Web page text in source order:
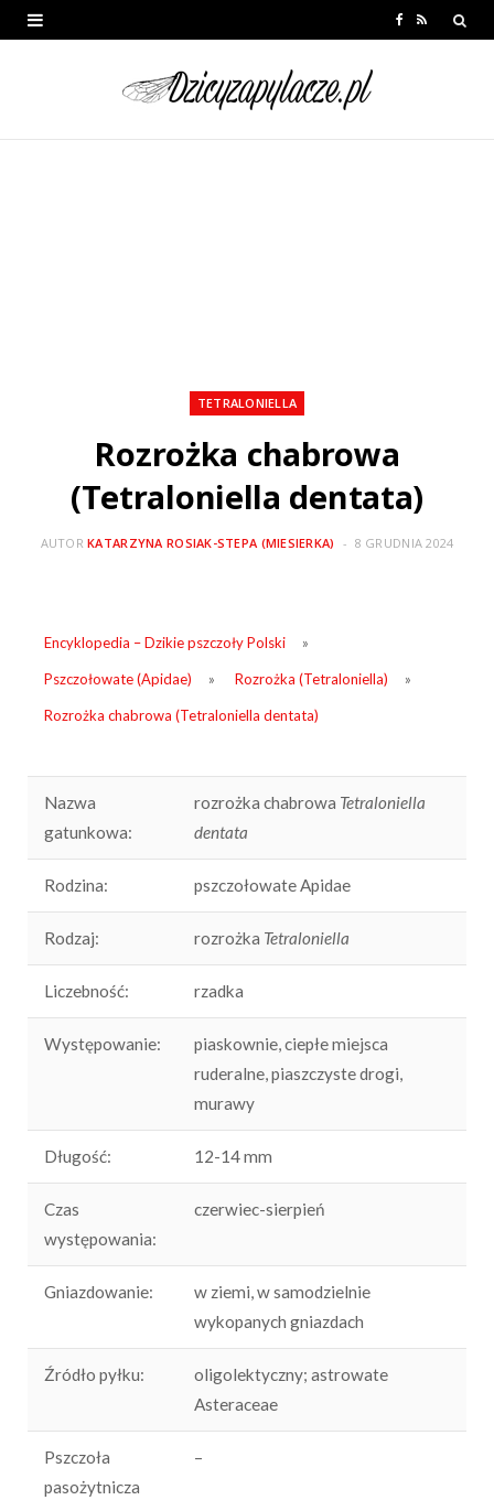
e
R
TETRALONIELLA
Rozrożka chabrowa
(Tetraloniella dentata)
AUTOR KATARZYNA ROSIAK-STEPA (MIESIERKA) 8 GRUDNIA 2024
Encyklopedia – Dzikie pszczoły Polski »
Pszczołowate (Apidae) » Rozrożka (Tetraloniella) »
Rozrożka chabrowa (Tetraloniella dentata)
Nazwa
gatunkowa:
rozrożka chabrowa Tetraloniella
dentata
Rodzina: pszczołowate Apidae
Rodzaj: rozrożka Tetraloniella
Liczebność: rzadka
Występowanie:
piaskownie, ciepłe miejsca
ruderalne, piaszczyste drogi,
murawy
Długość: 12-14 mm
Czas
występowania:
czerwiec-sierpień
Gniazdowanie:
w ziemi, w samodzielnie
wykopanych gniazdach
Źródło pyłku:
oligolektyczny; astrowate
Asteraceae
Pszczoła
pasożytnicza
–